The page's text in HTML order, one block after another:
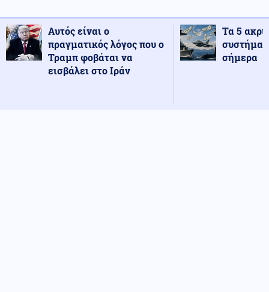
Αυτός είναι ο
πραγματικός λόγος που ο
Τραμπ φοβάται να
εισβάλει στο Ιράν
Τα 5
σήμερα